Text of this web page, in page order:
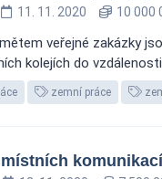
11. 11. 2020 10 000
veřejné zakázky
kolejích do
zemní práce
komunikací